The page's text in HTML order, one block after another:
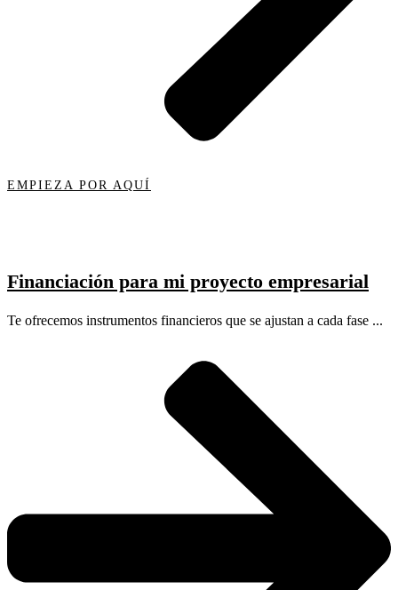
EMPIEZA POR AQUÍ
Financiación para mi proyecto empresarial
Te ofrecemos instrumentos financieros que se ajustan a cada fase ...